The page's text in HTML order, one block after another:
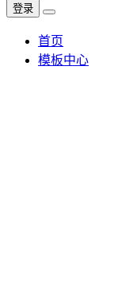
登录
首页
模板中心